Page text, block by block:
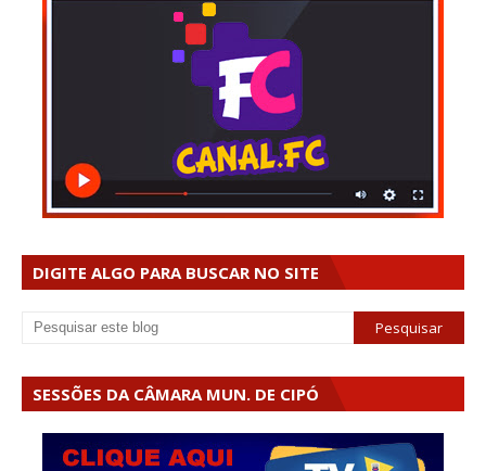
DIGITE ALGO PARA BUSCAR NO SITE
SESSÕES DA CÂMARA MUN. DE CIPÓ